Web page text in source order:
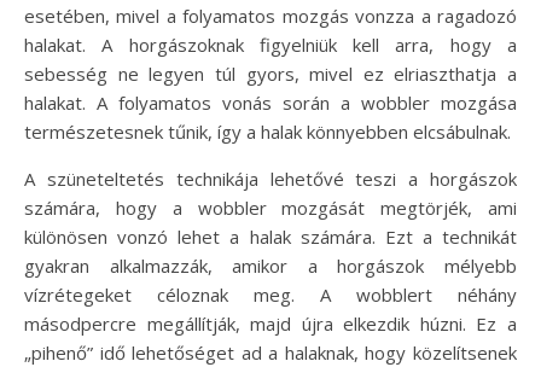
esetében, mivel a folyamatos mozgás vonzza a ragadozó
halakat. A horgászoknak figyelniük kell arra, hogy a
sebesség ne legyen túl gyors, mivel ez elriaszthatja a
halakat. A folyamatos vonás során a wobbler mozgása
természetesnek tűnik, így a halak könnyebben elcsábulnak.
A szüneteltetés technikája lehetővé teszi a horgászok
számára, hogy a wobbler mozgását megtörjék, ami
különösen vonzó lehet a halak számára. Ezt a technikát
gyakran alkalmazzák, amikor a horgászok mélyebb
vízrétegeket céloznak meg. A wobblert néhány
másodpercre megállítják, majd újra elkezdik húzni. Ez a
„pihenő” idő lehetőséget ad a halaknak, hogy közelítsenek